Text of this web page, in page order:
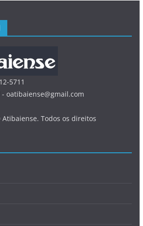
5711
oatibaiense@gmail.com
Todos os direitos